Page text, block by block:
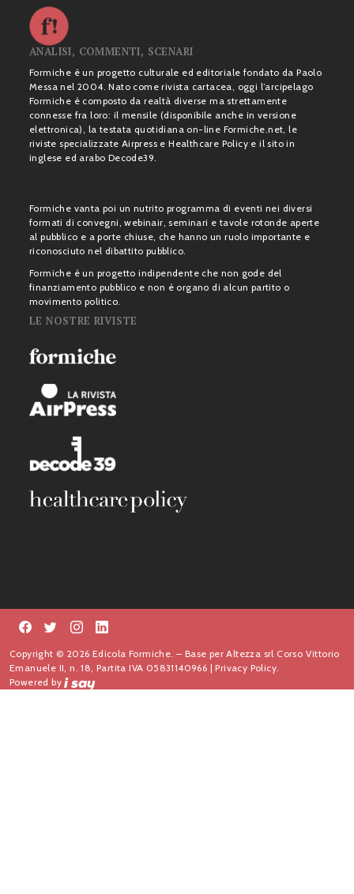
ANALISI, COMMENTI, SCENARI
Formiche è un progetto culturale ed editoriale fondato da Paolo
Messa nel 2004. Nato come rivista cartacea, oggi l’arcipelago
Formiche è composto da realtà diverse ma strettamente
connesse fra loro: il mensile (disponibile anche in versione
elettronica), la testata quotidiana on-line Formiche.net, le
riviste specializzate Airpress e Healthcare Policy e il sito in
inglese ed arabo Decode39.
Formiche vanta poi un nutrito programma di eventi nei diversi
formati di convegni, webinair, seminari e tavole rotonde aperte
al pubblico e a porte chiuse, che hanno un ruolo importante e
riconosciuto nel dibattito pubblico.
Formiche è un progetto indipendente che non gode del
finanziamento pubblico e non è organo di alcun partito o
movimento politico.
LE NOSTRE RIVISTE
Copyright © 2026 Edicola Formiche. – Base per Altezza srl Corso Vittorio
Emanuele II, n. 18, Partita IVA 05831140966 |Privacy Policy.
Powered by